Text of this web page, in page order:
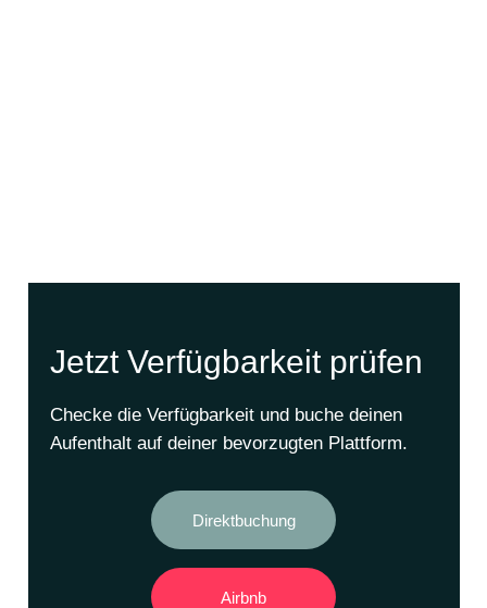
Jetzt Verfügbarkeit prüfen
Checke die Verfügbarkeit und buche deinen
Aufenthalt auf deiner bevorzugten Plattform.
Direktbuchung
Airbnb